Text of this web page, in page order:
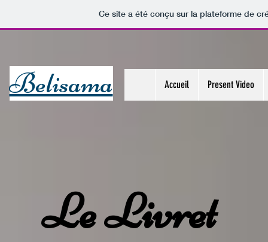
Ce site a été conçu sur la plateforme de
Belisama Accueil Present Video
Le Livret